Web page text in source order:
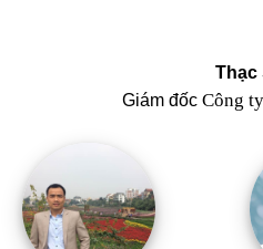
Thạc
Giám đốc Công